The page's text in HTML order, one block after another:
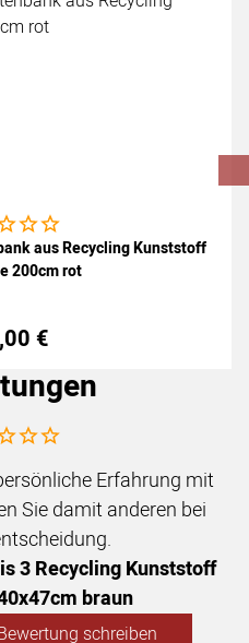
Bewertungen abgegeben
aus Recycling Kunststoff
200cm rot
,00 €
Bewertungen abgegeben
Erfahrung mit
Sie damit anderen bei
3 Recycling Kunststoff
braun
schreiben